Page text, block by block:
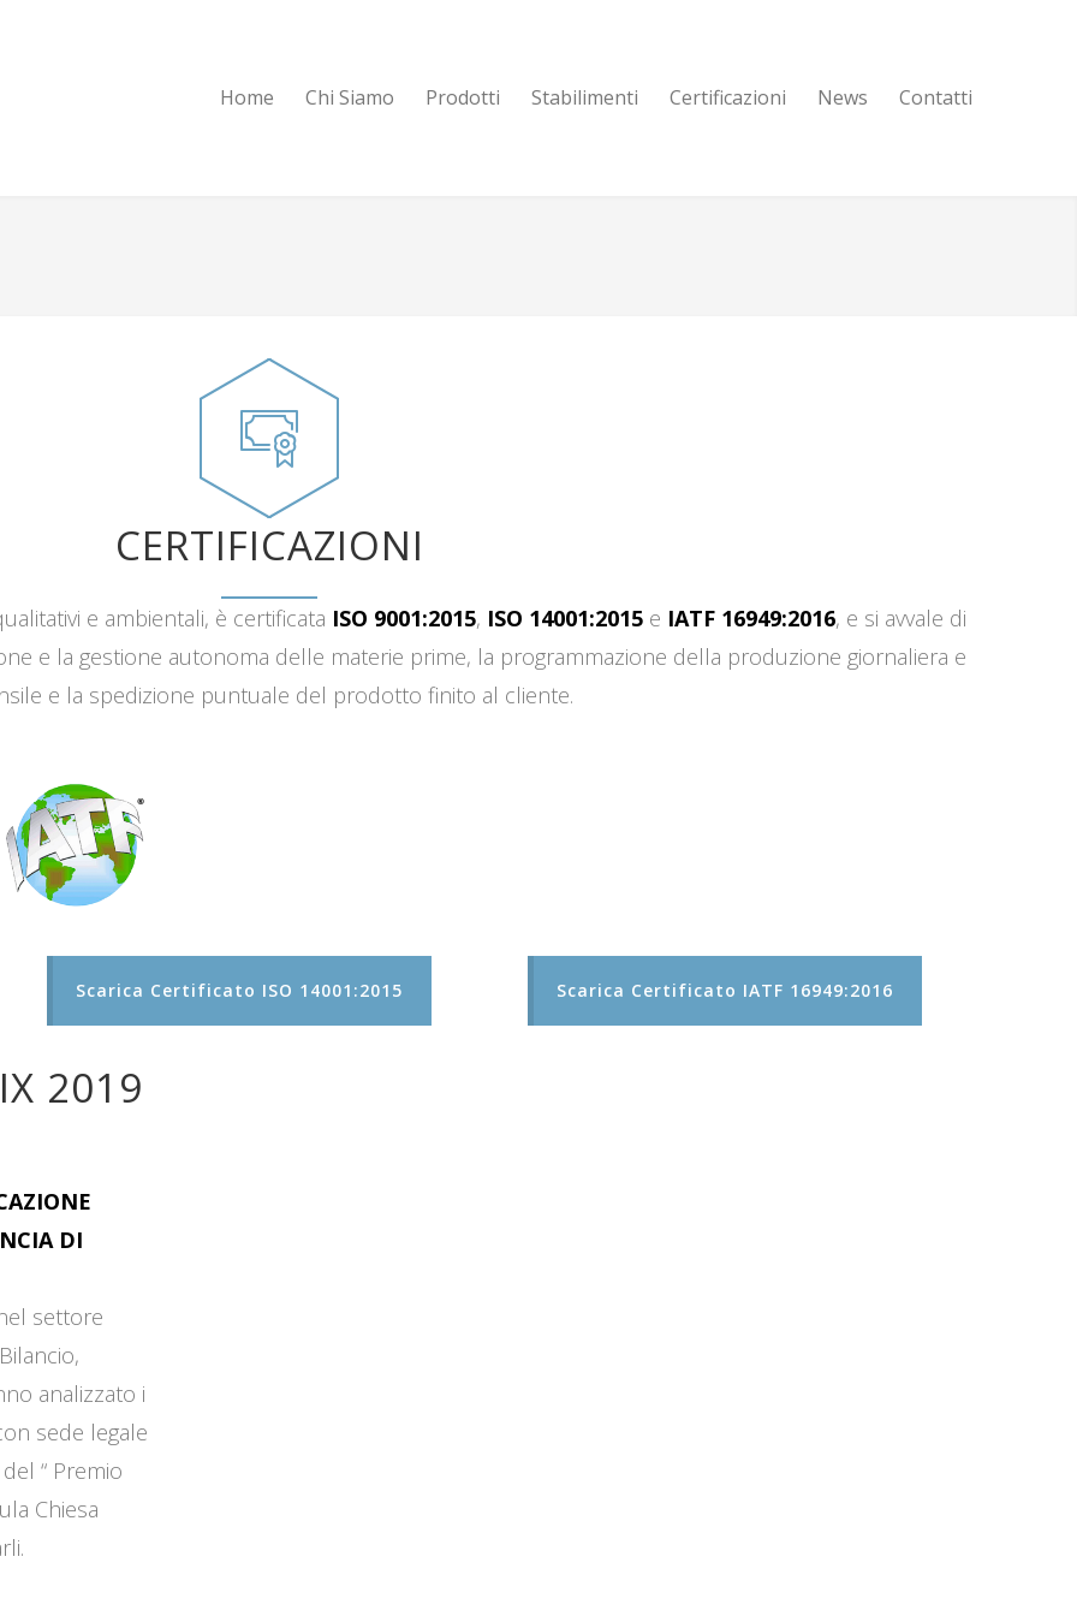
Home Chi Siamo Prodotti Stabilimenti Certificazioni News Contatti
CERTIFICAZIONI
e ambientali, è certificata ISO 9001:2015, ISO 14001:2015 e IATF 16949:2016, e si avvale di
e la gestione autonoma delle materie prime, la programmazione della produzione giornaliera e
e la spedizione puntuale del prodotto finito al cliente.
Scarica Certificato ISO 14001:2015 Scarica Certificato IATF 16949:2016
2019
DI
settore
analizzato i
sede legale
“ Premio
Chiesa